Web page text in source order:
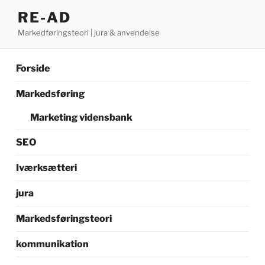
indhold
RE-AD
Markedføringsteori | jura & anvendelse
Forside
Markedsføring
Marketing vidensbank
SEO
Iværksætteri
jura
Markedsføringsteori
kommunikation